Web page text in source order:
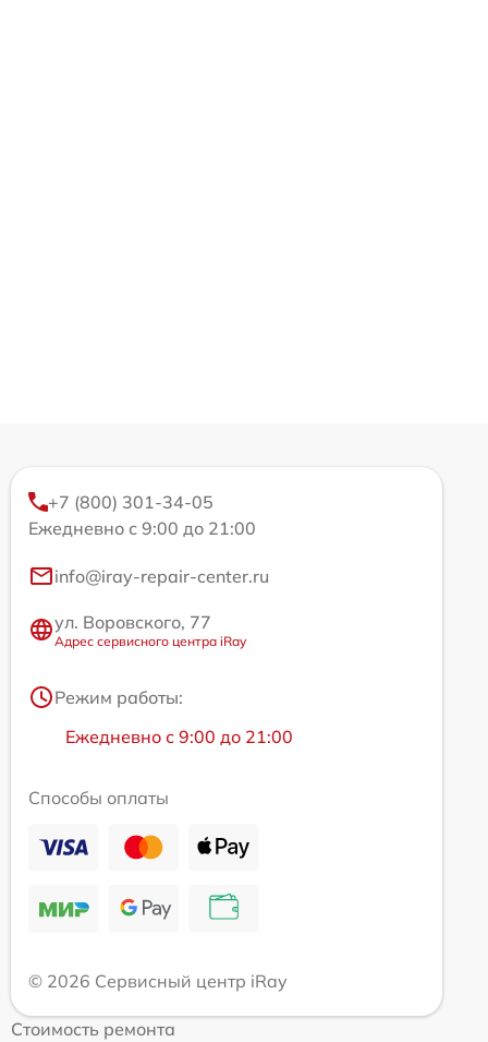
+7 (800) 301-34-05
Ежедневно с 9:00 до 21:00
info@iray-repair-center.ru
ул. Воровского, 77
Адрес сервисного центра iRay
Режим работы:
Ежедневно с 9:00 до 21:00
Способы оплаты
© 2026 Сервисный центр iRay
Стоимость ремонта